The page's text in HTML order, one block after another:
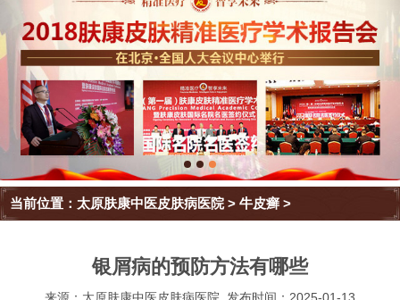
当前位置： 太原肤康中医皮肤病医院>牛皮癣 >
银屑病的预防方法有哪些